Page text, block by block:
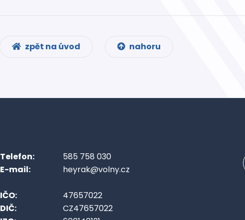
zpět na úvod nahoru
Telefon:
585 758 030
E-mail:
heyrak@volny.cz
IČO:
47657022
DIČ:
CZ47657022